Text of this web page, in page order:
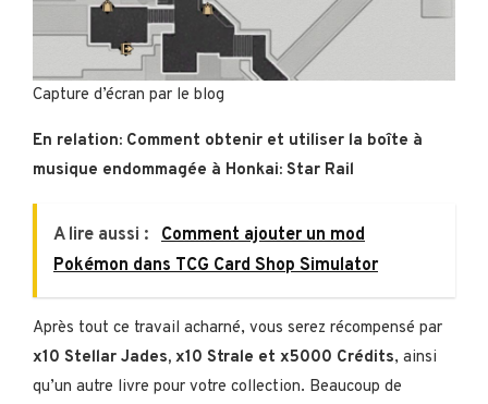
Capture d’écran par le blog
En relation: Comment obtenir et utiliser la boîte à
musique endommagée à Honkai: Star Rail
A lire aussi :
Comment ajouter un mod
Pokémon dans TCG Card Shop Simulator
Après tout ce travail acharné, vous serez récompensé par
x10 Stellar Jades, x10 Strale et x5000 Crédits, ainsi
qu’un autre livre pour votre collection. Beaucoup de